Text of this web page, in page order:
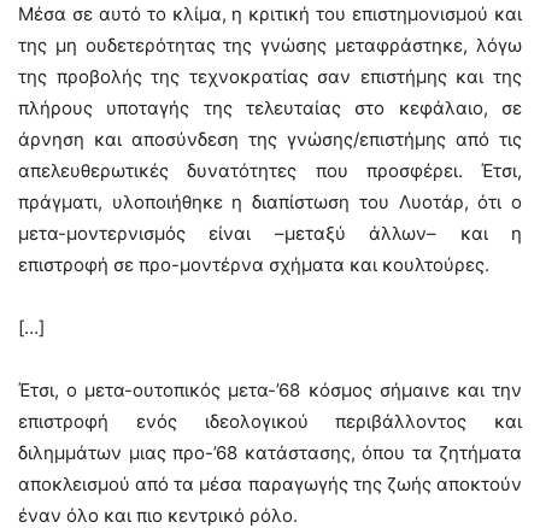
Μέσα σε αυτό το κλίμα, η κριτική του επιστημονισμού και
της μη ουδετερότητας της γνώσης μεταφράστηκε, λόγω
της προβολής της τεχνοκρατίας σαν επιστήμης και της
πλήρους υποταγής της τελευταίας στο κεφάλαιο, σε
άρνηση και αποσύνδεση της γνώσης/επιστήμης από τις
απελευθερωτικές δυνατότητες που προσφέρει. Έτσι,
πράγματι, υλοποιήθηκε η διαπίστωση του Λυοτάρ, ότι ο
μετα-μοντερνισμός είναι –μεταξύ άλλων– και η
επιστροφή σε προ-μοντέρνα σχήματα και κουλτούρες.
[…]
Έτσι, ο μετα-ουτοπικός μετα-’68 κόσμος σήμαινε και την
επιστροφή ενός ιδεολογικού περιβάλλοντος και
διλημμάτων μιας προ-’68 κατάστασης, όπου τα ζητήματα
αποκλεισμού από τα μέσα παραγωγής της ζωής αποκτούν
έναν όλο και πιο κεντρικό ρόλο.